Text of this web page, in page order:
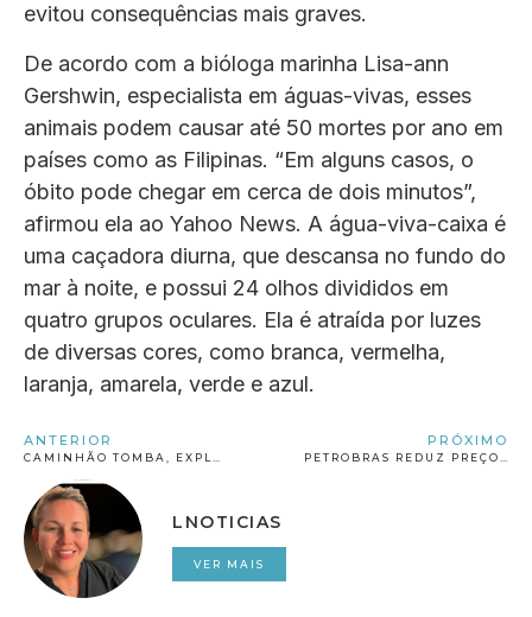
evitou consequências mais graves.
De acordo com a bióloga marinha Lisa-ann
Gershwin, especialista em águas-vivas, esses
animais podem causar até 50 mortes por ano em
países como as Filipinas. “Em alguns casos, o
óbito pode chegar em cerca de dois minutos”,
afirmou ela ao Yahoo News. A água-viva-caixa é
uma caçadora diurna, que descansa no fundo do
mar à noite, e possui 24 olhos divididos em
quatro grupos oculares. Ela é atraída por luzes
de diversas cores, como branca, vermelha,
laranja, amarela, verde e azul.
ANTERIOR PRÓXIMO
LNOTICIAS
VER MAIS